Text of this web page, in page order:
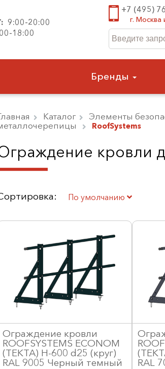
9:00-20:00
18:00
+7 (495)
г. Москва
Бренды
Каталог Элементы
RoofSystems
кровли
По умолчанию
Ограждение кровли
ROOFSYSTEMS ECONOM
(ТЕКТА) H-600 d25 (круг)
RAL 9005 Черный темный RAL